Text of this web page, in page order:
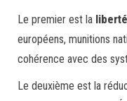
Le premier est la
européens, munitions
cohérence avec des
Le deuxième est la